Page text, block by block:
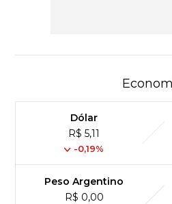
Dólar
R$ 5,11
-0,19%
Peso Argentino
R$ 0,00